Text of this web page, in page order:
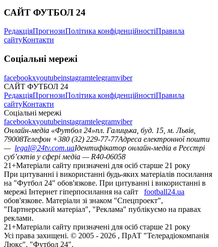
САЙТ ФУТБОЛ 24
РедакціяПрогнозиПолітика конфіденційностіПравила
сайтуКонтакти
Соціальні мережі
facebookxyoutubeinstagramtelegramviber
САЙТ ФУТБОЛ 24
РедакціяПрогнозиПолітика конфіденційностіПравила
сайтуКонтакти
Соціальні мережі
facebookxyoutubeinstagramtelegramviber
Онлайн-медіа «Футбол 24»пл. Галицька, буд. 15, м. Львів,
79008Телефон +380 (32) 229-77-77Адреса електронної пошти
— legal@24tv.com.uaІдентифікатор онлайн-медіа в Реєстрі
суб’єктів у сфері медіа — R40-06058
21+Матеріали сайту призначені для осіб старше 21 року
При цитуванні і використанні будь-яких матеріалів посилання
на "Футбол 24" обов'язкове. При цитуванні і використанні в
мережі Інтернет гіперпосилання на сайт
football24.ua
обов'язкове. Матеріали зі знаком "Спецпроект",
"Партнерський матеріал", "Реклама" публікуємо на правах
реклами.
21+Матеріали сайту призначені для осіб старше 21 року
Усi права захищенi. © 2005 - 2026 , ПрАТ "Телерадіокомпанія
Люкс". "Футбол 24".